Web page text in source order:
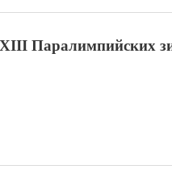
Паралимпийских